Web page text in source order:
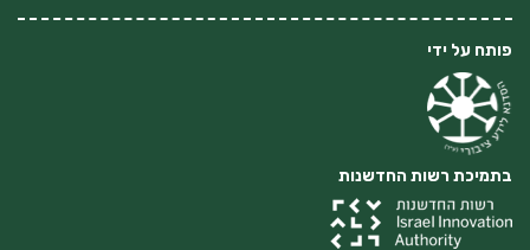
פותח על ידי
בתמיכת רשות החדשנות